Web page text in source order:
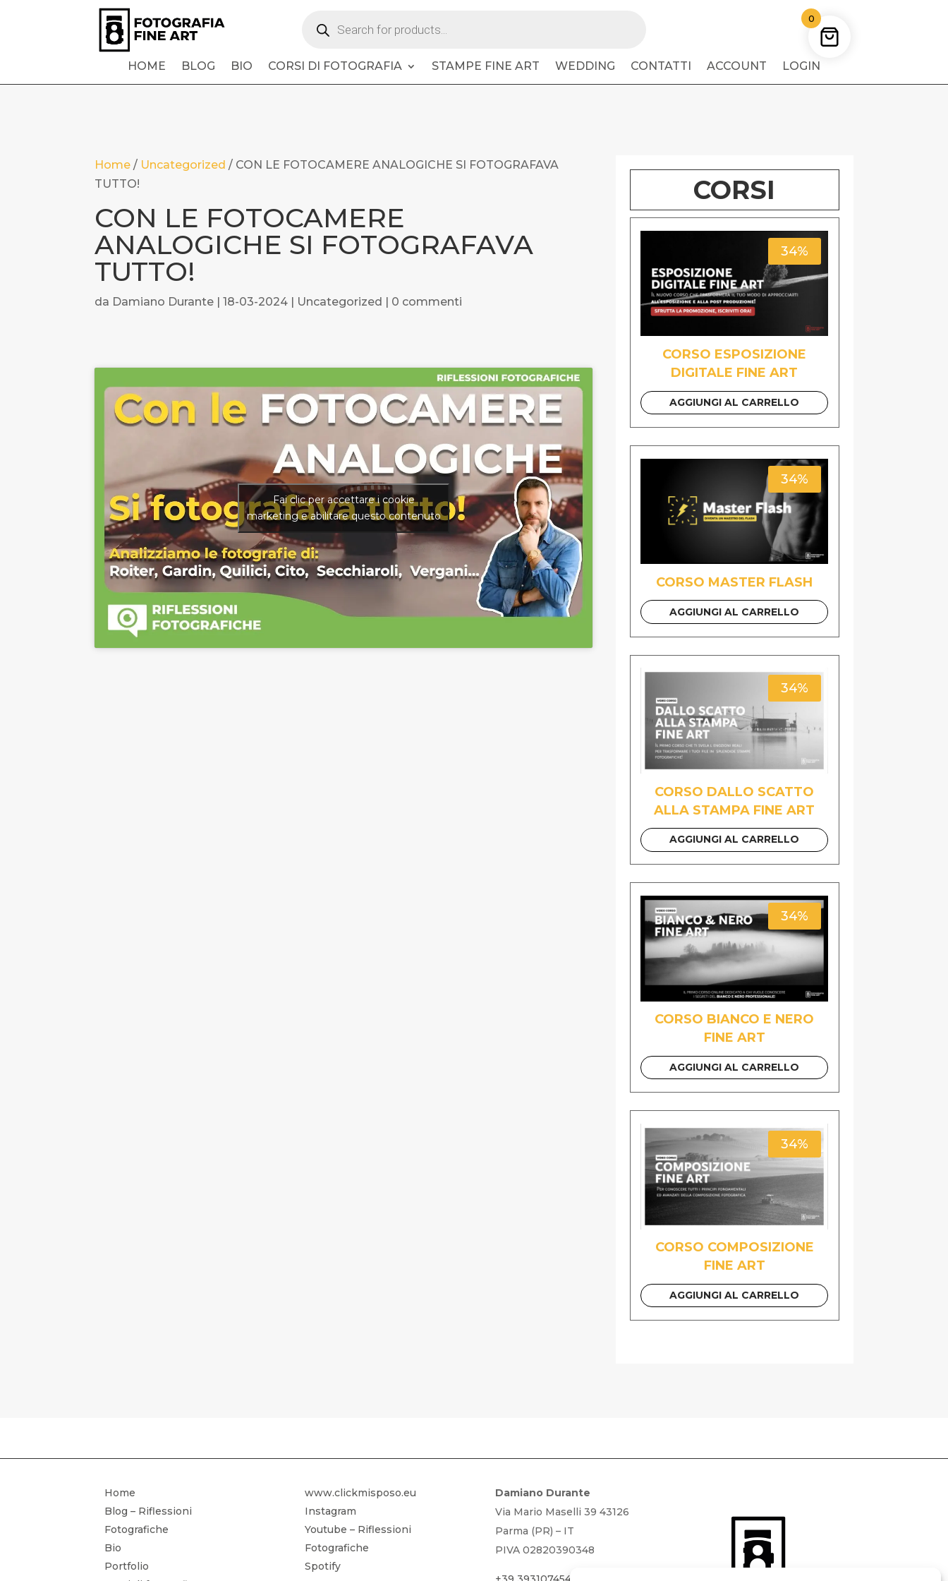
search
HOME BLOG BIO CORSI DI FOTOGRAFIA STAMPE FINE ART WEDDING CONTATTI ACCOUNT LOGIN
Home / Uncategorized / CON LE FOTOCAMERE ANALOGICHE SI FOTOGRAFAVA
TUTTO!
CON LE FOTOCAMERE
ANALOGICHE SI FOTOGRAFAVA
TUTTO!
da Damiano Durante |18-03-2024 | Uncategorized | 0 commenti
Fai clic per accettare i cookie
marketing e abilitare questo contenuto
CORSI
34%
CORSO ESPOSIZIONE
DIGITALE FINE ART
AGGIUNGI AL CARRELLO
34%
CORSO MASTER FLASH
AGGIUNGI AL CARRELLO
34%
CORSO DALLO SCATTO
ALLA STAMPA FINE ART
AGGIUNGI AL CARRELLO
34%
CORSO BIANCO E NERO
FINE ART
AGGIUNGI AL CARRELLO
34%
CORSO COMPOSIZIONE
FINE ART
AGGIUNGI AL CARRELLO
Home
Blog – Riflessioni
Fotografiche
Bio
Portfolio
www.clickmisposo.eu
Instagram
Youtube – Riflessioni
Fotografiche
Spotify
Damiano Durante
Via Mario Maselli 39 43126
Parma (PR) – IT
PIVA 02820390348
0